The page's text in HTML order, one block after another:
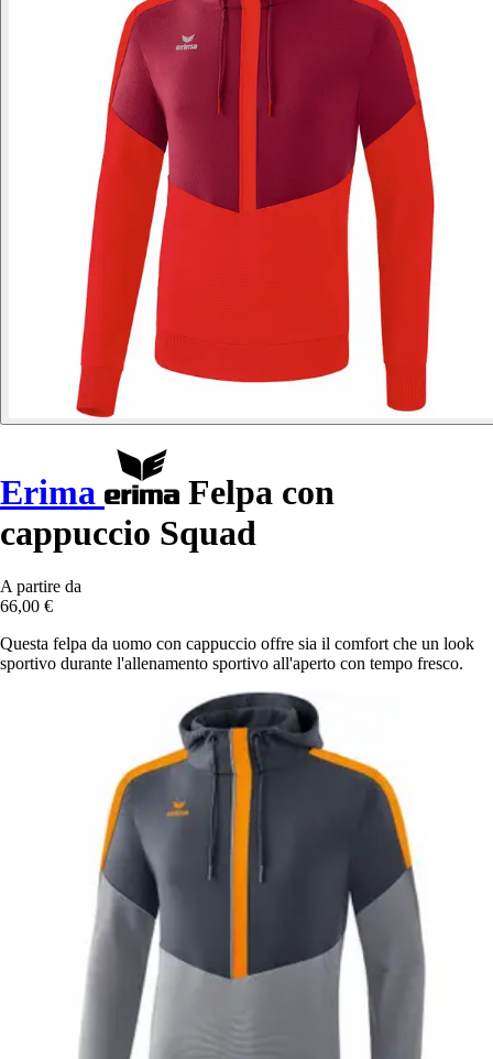
Erima
Felpa con
cappuccio Squad
A partire da
66,00 €
Questa felpa da uomo con cappuccio offre sia il comfort che un look
sportivo durante l'allenamento sportivo all'aperto con tempo fresco.